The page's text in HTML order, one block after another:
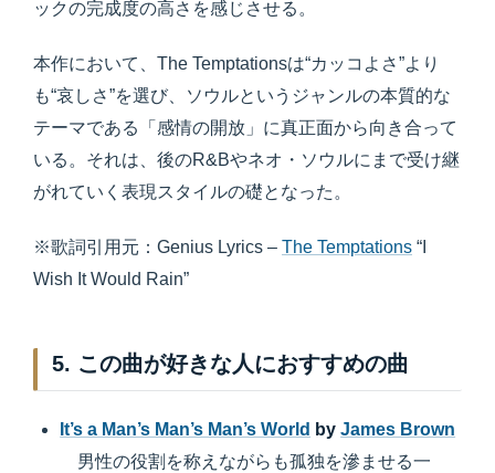
ックの完成度の高さを感じさせる。
本作において、The Temptationsは“カッコよさ”より
も“哀しさ”を選び、ソウルというジャンルの本質的な
テーマである「感情の開放」に真正面から向き合って
いる。それは、後のR&Bやネオ・ソウルにまで受け継
がれていく表現スタイルの礎となった。
※歌詞引用元：Genius Lyrics – The Temptations “I
Wish It Would Rain”
5. この曲が好きな人におすすめの曲
It’s a Man’s Man’s Man’s World byJames Brown
男性の役割を称えながらも孤独を滲ませる一